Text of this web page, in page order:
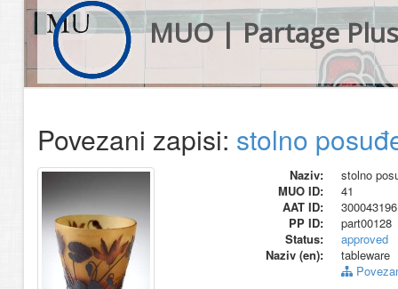
MUO | Partage Plus
Povezani zapisi: stolno
Naziv:
stolno
MUO ID:
41
AAT ID:
300043196
PP ID:
part00128
Status:
approved
Naziv (en):
tableware